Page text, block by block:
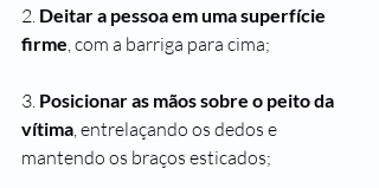
2. Deitar a pessoa em uma superfície
firme, com a barriga para cima;
3. Posicionar as mãos sobre o peito da
vítima, entrelaçando os dedos e
mantendo os braços esticados;